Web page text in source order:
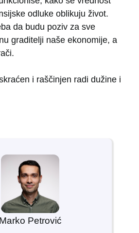
odluke oblikuju život.
da budu poziv za sve
graditelji naše ekonomije, a
i raščinjen radi dužine i
Marko Petrović